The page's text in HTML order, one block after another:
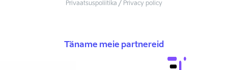
Privaatsuspoliitika / Privacy policy
Täname meie partnereid